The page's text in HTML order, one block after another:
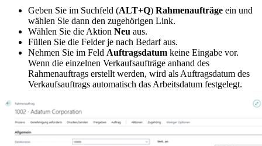
Geben Sie im Suchfeld (ALT+Q) Rahmenaufträge ein und
wählen Sie dann den zugehörigen Link.
Wählen Sie die Aktion Neu aus.
Füllen Sie die Felder je nach Bedarf aus.
Nehmen Sie im Feld Auftragsdatum keine Eingabe vor.
Wenn die einzelnen Verkaufsaufträge anhand des
Rahmenauftrags erstellt werden, wird als Auftragsdatum des
Verkaufsauftrags automatisch das Arbeitsdatum festgelegt.